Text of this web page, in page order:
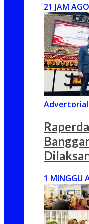
21 JAM AGO
Advertorial
1 MINGGU